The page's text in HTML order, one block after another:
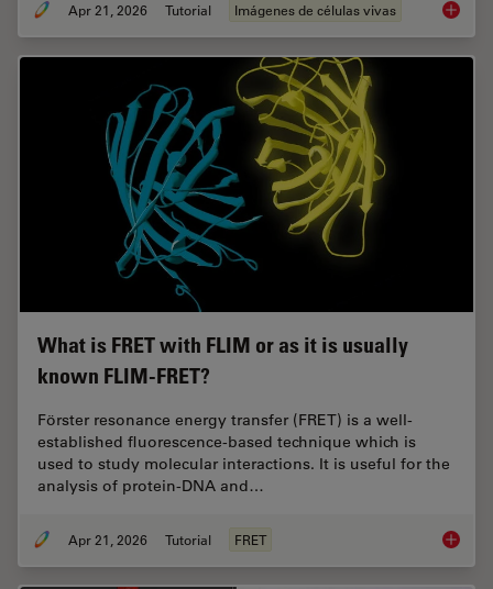
Apr 21, 2026 Tutorial Imágenes de células vivas
What is FRET with FLIM or as it is usually
known FLIM-FRET?
Förster resonance energy transfer (FRET) is a well-
established fluorescence-based technique which is
used to study molecular interactions. It is useful for the
analysis of protein-DNA and…
Apr 21, 2026 Tutorial FRET What is